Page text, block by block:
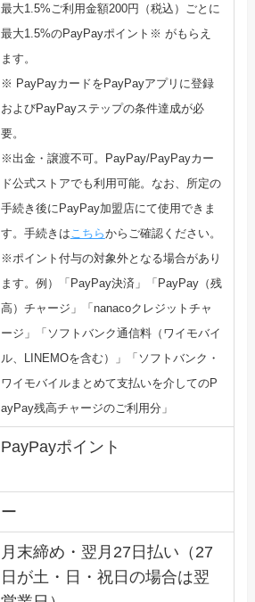
最大1.5%ご利用金額200円（税込）ごとに
最大1.5%のPayPayポイント※ がもらえ
ます。
※ PayPayカードをPayPayアプリに登録
およびPayPayステップの条件達成が必
要。
※出金・譲渡不可。PayPay/PayPayカー
ド公式ストアでも利用可能。なお、所定の
手続き後にPayPay加盟店にて使用できま
す。手続きは こちらからご確認ください。
※ポイント付与の対象外となる場合があり
ます。例）「PayPay決済」「PayPay（残
高）チャージ」「nanacoクレジットチャ
ージ」「ソフトバンク通信料（ワイモバイ
ル、LINEMOを含む）」「ソフトバンク・
ワイモバイルまとめて支払いを介してのP
ayPay残高チャージのご利用分」
PayPayポイント
ー
月末締め・翌月27日払い（27
日が土・日・祝日の場合は翌